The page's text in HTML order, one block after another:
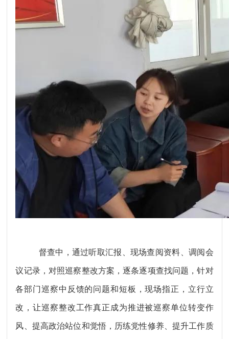
督查中，通过听取汇报、现场查阅资料、调阅会
议记录，对照巡察整改方案，逐条逐项查找问题，针对
各部门巡察中反馈的问题和短板，现场指正，立行立
改，让巡察整改工作真正成为推进被巡察单位转变作
风、提高政治站位和觉悟，历练党性修养、提升工作质